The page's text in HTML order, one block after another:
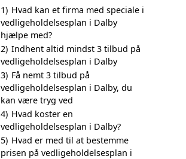
1) Hvad kan et firma med speciale i
vedligeholdelsesplan i Dalby
hjælpe med?
2) Indhent altid mindst 3 tilbud på
vedligeholdelsesplan i Dalby
3) Få nemt 3 tilbud på
vedligeholdelsesplan i Dalby, du
kan være tryg ved
4) Hvad koster en
vedligeholdelsesplan i Dalby?
5) Hvad er med til at bestemme
prisen på vedligeholdelsesplan i